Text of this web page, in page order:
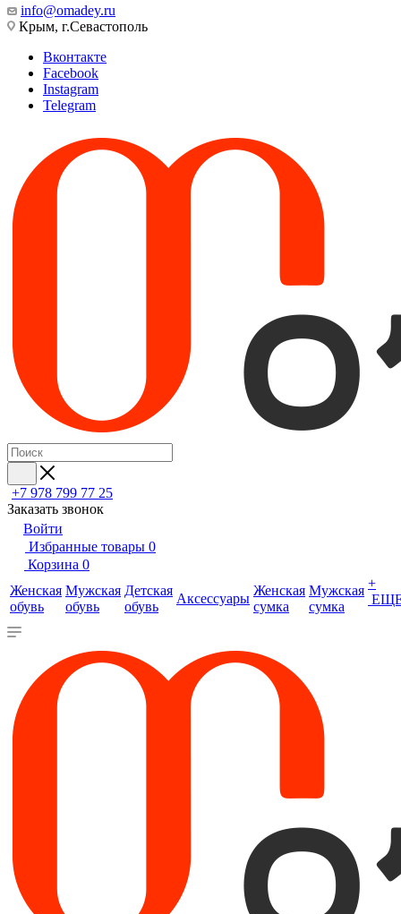
info@omadey.ru
Крым, г.Севастополь
Вконтакте
Facebook
Instagram
Telegram
+7 978 799 77 25
Заказать звонок
Войти
Избранные товары 0
Корзина 0
Женская
обувь
Мужская
обувь
Детская
обувь
Аксессуары
Женская
сумка
Мужская
сумка
+